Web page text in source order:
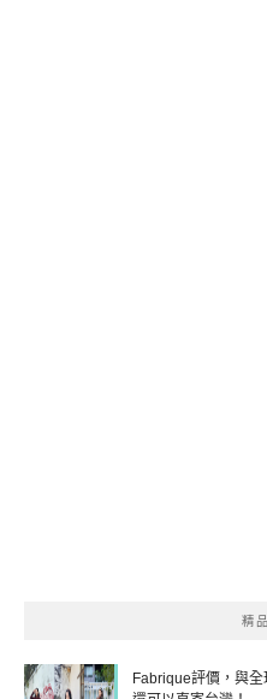
精
Fabrique評價，與全